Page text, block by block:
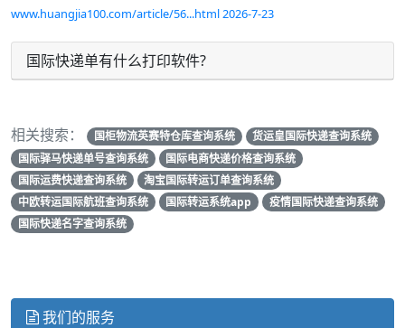
www.huangjia100.com/article/56...html 2026-7-23
国际快递单有什么打印软件?
相关搜索： 国柜物流英赛特仓库查询系统
货运皇国际快递查询系统
国际驿马快递单号查询系统
国际电商快递价格查询系统
国际运费快递查询系统
淘宝国际转运订单查询系统
中欧转运国际航班查询系统
国际转运系统app
疫情国际快递查询系统
国际快递名字查询系统
我们的服务